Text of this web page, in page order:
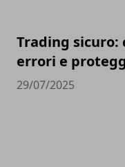
Trading sicuro:
errori e
29/07/2025